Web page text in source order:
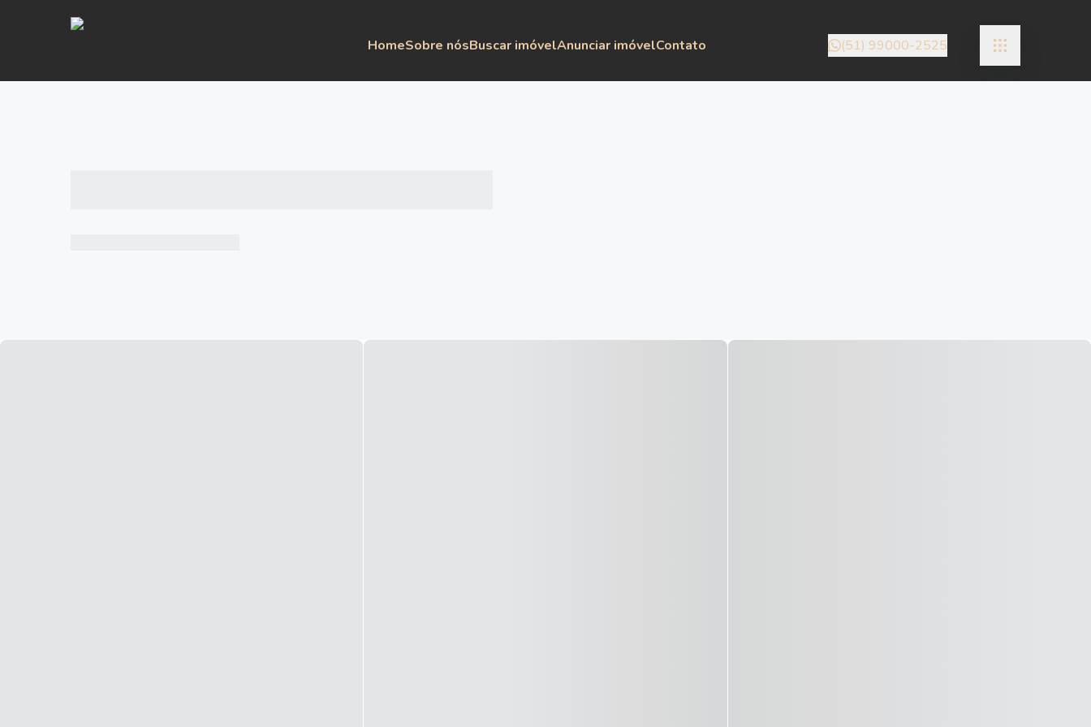
HomeSobre nósBuscar imóvelAnunciar imóvelContato (51) 99000-2525